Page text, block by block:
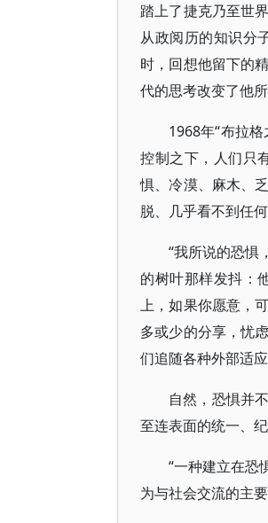
踏上了捷克乃至世
从政阅历的知识分
时，回想他留下的
代的思考改变了他
1968年“布拉
控制之下，人们只
惧、冷漠、麻木、
脱、几乎看不到任
“我所说的恐惧
的树叶那样发抖：
上，如果你愿意，
多或少的分享，忧
们追随各种外部适
自然，恐惧并
至连表面的统一、
“一种建立在恐
为与社会交流的主